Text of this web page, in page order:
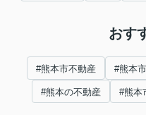
おす
#熊本市不動産 #熊本
#熊本の不動産 #熊本